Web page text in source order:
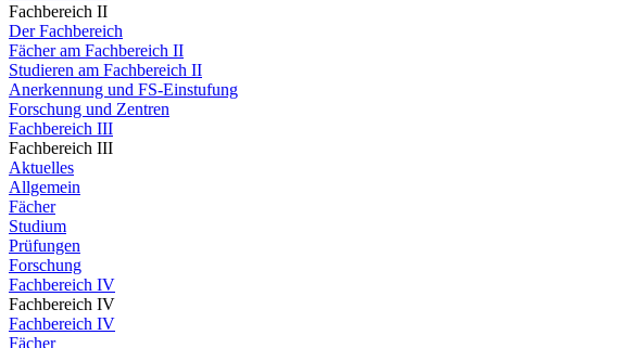
Fachbereich II
Der Fachbereich
Fächer am Fachbereich II
Studieren am Fachbereich II
Anerkennung und FS-Einstufung
Forschung und Zentren
Fachbereich III
Fachbereich III
Aktuelles
Allgemein
Fächer
Studium
Prüfungen
Forschung
Fachbereich IV
Fachbereich IV
Fachbereich IV
Fächer